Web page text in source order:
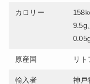
カロリー
9.5g
0.05g
原産国 リト
輸入者 神戸